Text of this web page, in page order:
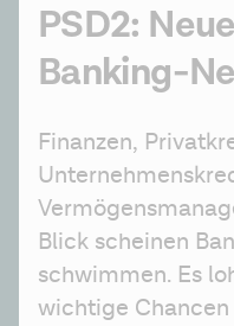
PSD2:
Banking-
Finanzen,
Blick scheinen
schwimmen. Es
wichtige Chancen